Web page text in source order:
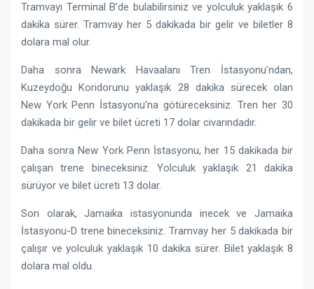
Tramvayı Terminal B’de bulabilirsiniz ve yolculuk yaklaşık 6
dakika sürer. Tramvay her 5 dakikada bir gelir ve biletler 8
dolara mal olur.
Daha sonra Newark Havaalanı Tren İstasyonu’ndan,
Kuzeydoğu Koridorunu yaklaşık 28 dakika sürecek olan
New York Penn İstasyonu’na götüreceksiniz. Tren her 30
dakikada bir gelir ve bilet ücreti 17 dolar civarındadır.
Daha sonra New York Penn İstasyonu, her 15 dakikada bir
çalışan trene bineceksiniz. Yolculuk yaklaşık 21 dakika
sürüyor ve bilet ücreti 13 dolar.
Son olarak, Jamaika istasyonunda inecek ve Jamaika
İstasyonu-D trene bineceksiniz. Tramvay her 5 dakikada bir
çalışır ve yolculuk yaklaşık 10 dakika sürer. Bilet yaklaşık 8
dolara mal oldu.